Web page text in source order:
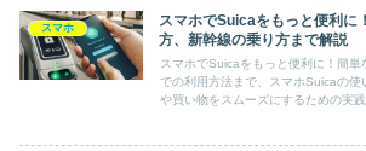
スマホ
スマホでSuicaをもっと便利に
方、新幹線の乗り方まで解説
スマホでSuicaをもっと便利に！簡単
での利用方法まで、スマホSuicaの使
や買い物をスムーズにするための実践